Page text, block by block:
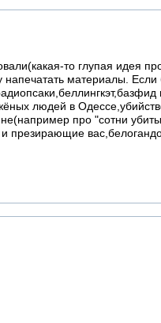
то глупая идея
материалы. Если
людей в
про "сотни
презирающие